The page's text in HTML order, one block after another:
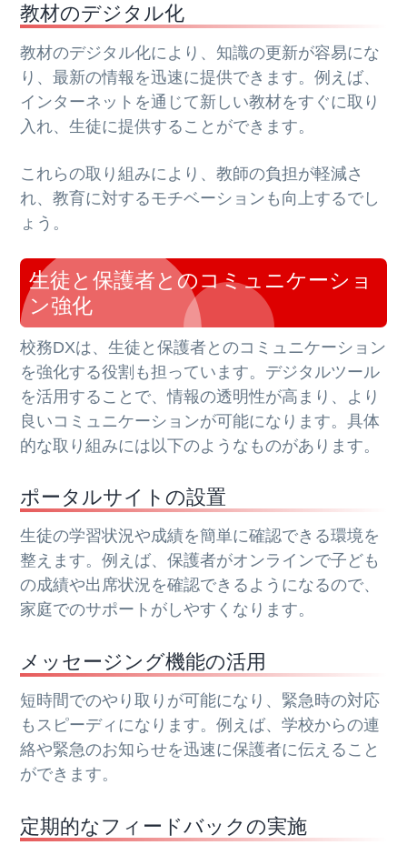
教材のデジタル化
教材のデジタル化により、知識の更新が容易にな
り、最新の情報を迅速に提供できます。例えば、
インターネットを通じて新しい教材をすぐに取り
入れ、生徒に提供することができます。
これらの取り組みにより、教師の負担が軽減さ
れ、教育に対するモチベーションも向上するでし
ょう。
生徒と保護者とのコミュニケーショ
ン強化
校務DXは、生徒と保護者とのコミュニケーション
を強化する役割も担っています。デジタルツール
を活用することで、情報の透明性が高まり、より
良いコミュニケーションが可能になります。具体
的な取り組みには以下のようなものがあります。
ポータルサイトの設置
生徒の学習状況や成績を簡単に確認できる環境を
整えます。例えば、保護者がオンラインで子ども
の成績や出席状況を確認できるようになるので、
家庭でのサポートがしやすくなります。
メッセージング機能の活用
短時間でのやり取りが可能になり、緊急時の対応
もスピーディになります。例えば、学校からの連
絡や緊急のお知らせを迅速に保護者に伝えること
ができます。
定期的なフィードバックの実施